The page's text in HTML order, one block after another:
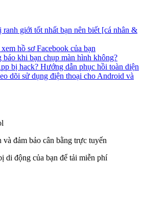
giới tốt nhất bạn nên biết [cá nhân &
hồ sơ Facebook của bạn
báo khi bạn chụp màn hình không?
bị hack? Hướng dẫn phục hồi toàn diện
dõi sử dụng điện thoại cho Android và
đảm bảo cân bằng trực tuyến
di động của bạn để tải miễn phí